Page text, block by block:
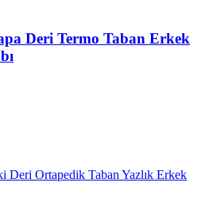
Deri Termo Taban Erkek